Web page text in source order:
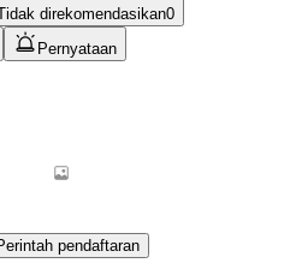
direkomendasikan0
Pernyataan
pendaftaran